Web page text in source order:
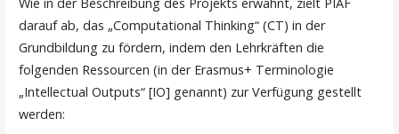
darauf ab, das „Computational Thinking“ (CT) in der
Grundbildung zu fördern, indem den Lehrkräften die
folgenden Ressourcen (in der Erasmus+ Terminologie
„Intellectual Outputs“ [IO] genannt) zur Verfügung gestellt
werden: